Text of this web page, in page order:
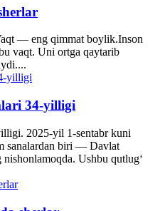
— eng qimmat boylik.Inson
vaqt. Uni ortga qaytarib
34-yilligi
2025-yil 1-sentabr kuni
sanalardan biri — Davlat
Ushbu qutlug‘